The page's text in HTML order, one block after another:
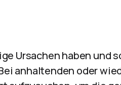
Ursachen haben und
anhaltenden oder